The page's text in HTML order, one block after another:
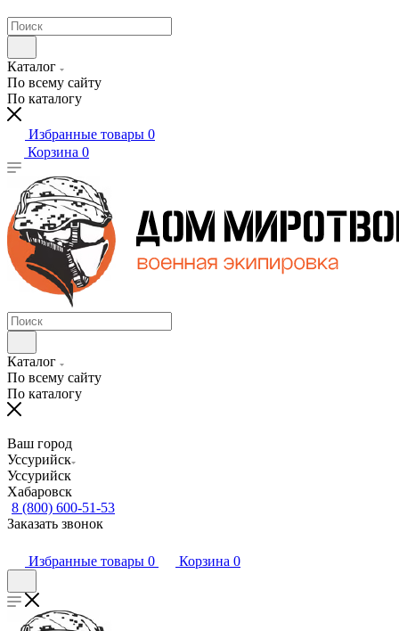
Каталог
По всему сайту
По каталогу
Избранные товары 0
Корзина 0
Каталог
По всему сайту
По каталогу
Ваш город
Уссурийск
Уссурийск
Хабаровск
8 (800) 600-51-53
Заказать звонок
Избранные товары 0 Корзина 0